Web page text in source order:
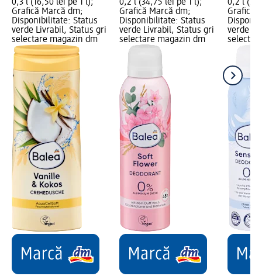
0,3 l (16,50 lei pe 1 l);
Grafică Marcă dm;
Disponibilitate: Status
verde Livrabil, Status gri
selectare magazin dm
0,2 l (34,75 lei pe 1 l);
Grafică Marcă dm;
Disponibilitate: Status
verde Livrabil, Status gri
selectare magazin dm
0,2 l
Grafică
verde